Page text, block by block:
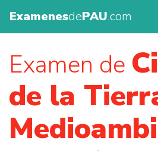
ExamenesdePAU.com
Examen de
de la